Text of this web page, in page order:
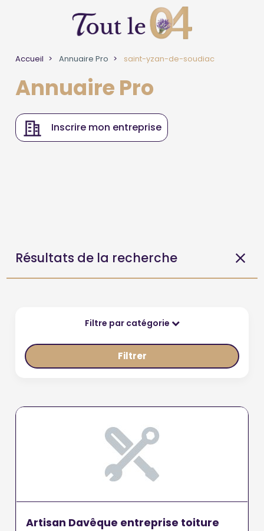
Accueil Annuaire Pro saint-yzan-de-soudiac
Annuaire Pro
Inscrire mon entreprise
Résultats de la recherche
Filtre par catégorie
Filtrer
Artisan Davêque entreprise toiture